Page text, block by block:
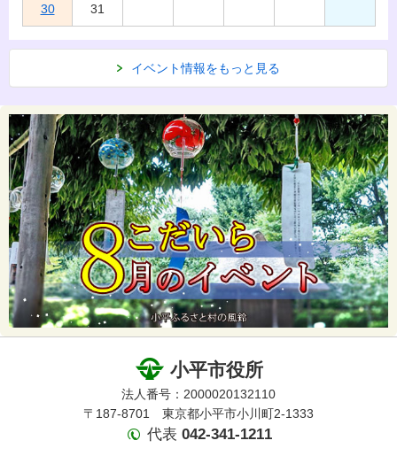
30 31
イベント情報をもっと見る
小平市役所
法人番号：2000020132110
〒187-8701 東京都小平市小川町2-1333
代表 042-341-1211